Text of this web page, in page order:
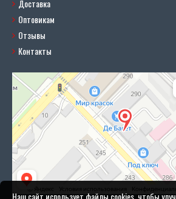
Доставка
Оптовикам
Отзывы
Контакты
Наш сайт использует файлы cookies, чтобы